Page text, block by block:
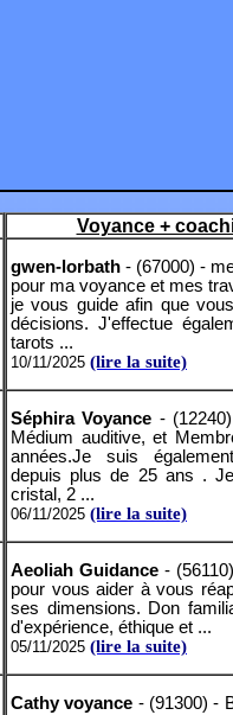
Voyance +
gwen-lorbath - (67000) -
pour ma voyance et mes
je vous guide afin que
décisions. J'effectue
tarots ...
10/11/2025 (lire la suite)
Séphira Voyance -
Médium auditive, et
années.Je suis
depuis plus de 25 ans .
cristal, 2 ...
06/11/2025 (lire la suite)
Aeoliah Guidance -
pour vous aider à vous
ses dimensions. Don
d'expérience, éthique et ...
05/11/2025 (lire la suite)
Cathy voyance - (91300) -